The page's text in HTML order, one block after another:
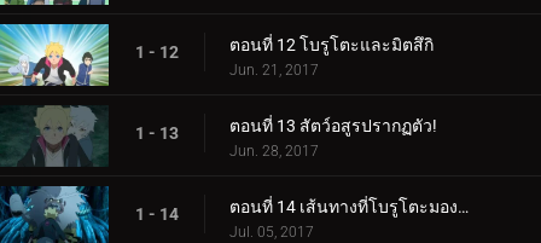
1 - 12 ตอนที่ 12 โบรูโตะและมิตสึกิ
Jun. 21, 2017
1 - 13 ตอนที่ 13 สัตว์อสูรปรากฏตัว!
Jun. 28, 2017
1 - 14 ตอนที่ 14 เส้นทางที่โบรูโตะมองเห็น
Jul. 05, 2017